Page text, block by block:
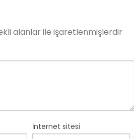
alanlar ile işaretlenmişlerdir
İnternet sitesi